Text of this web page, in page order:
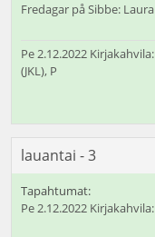
Fredagar på Sibbe:
Pe 2.12.2022
(JKL), P
lauantai - 3
Pe 2.12.2022